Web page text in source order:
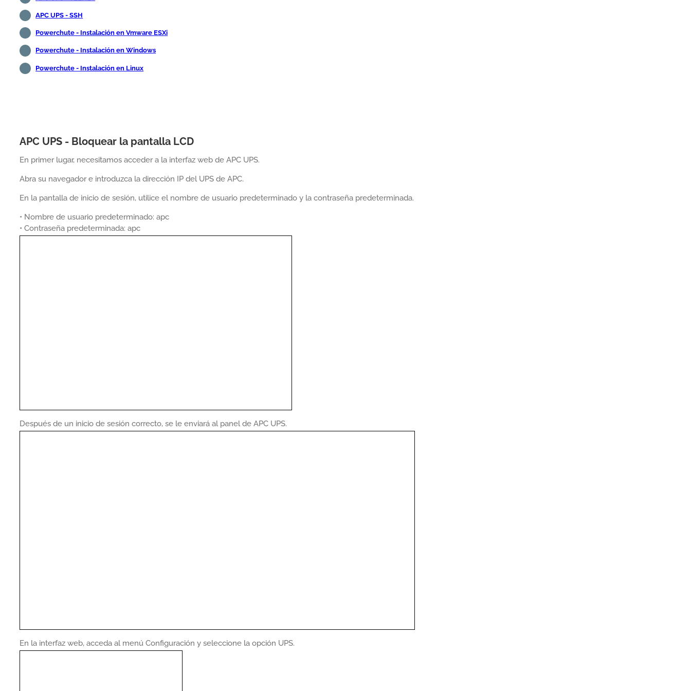
APC UPS - SSH
Powerchute - Instalación en Vmware ESXi
Powerchute - Instalación en Windows
Powerchute - Instalación en Linux
APC UPS - Bloquear la pantalla LCD
En primer lugar, necesitamos acceder a la interfaz web de APC UPS.
Abra su navegador e introduzca la dirección IP del UPS de APC.
En la pantalla de inicio de sesión, utilice el nombre de usuario predeterminado y la contraseña predeterminada.
• Nombre de usuario predeterminado: apc
• Contraseña predeterminada: apc
Después de un inicio de sesión correcto, se le enviará al panel de APC UPS.
En la interfaz web, acceda al menú Configuración y seleccione la opción UPS.